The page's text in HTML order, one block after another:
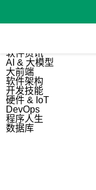
软件资讯
AI & 大模型
大前端
软件架构
开发技能
硬件 & IoT
DevOps
程序人生
数据库